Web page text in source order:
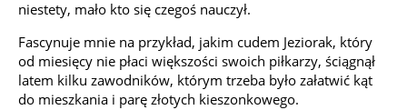
niestety, mało kto się czegoś nauczył.
Fascynuje mnie na przykład, jakim cudem Jeziorak, który
od miesięcy nie płaci większości swoich piłkarzy, ściągnął
latem kilku zawodników, którym trzeba było załatwić kąt
do mieszkania i parę złotych kieszonkowego.